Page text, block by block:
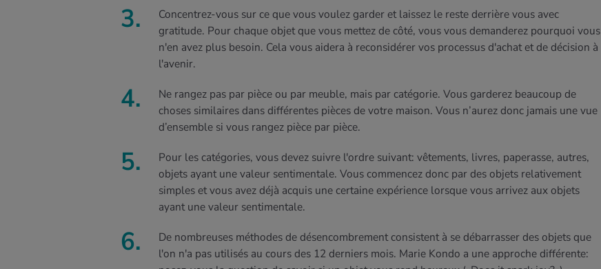
Concentrez-vous sur ce que vous voulez garder et laissez le reste derrière vous avec
gratitude. Pour chaque objet que vous mettez de côté, vous vous demanderez pourquoi vous
n'en avez plus besoin. Cela vous aidera à reconsidérer vos processus d'achat et de décision à
l'avenir.
Ne rangez pas par pièce ou par meuble, mais par catégorie. Vous garderez beaucoup de
choses similaires dans différentes pièces de votre maison. Vous n’aurez donc jamais une vue
d’ensemble si vous rangez pièce par pièce.
Pour les catégories, vous devez suivre l'ordre suivant: vêtements, livres, paperasse, autres,
objets ayant une valeur sentimentale. Vous commencez donc par des objets relativement
simples et vous avez déjà acquis une certaine expérience lorsque vous arrivez aux objets
ayant une valeur sentimentale.
De nombreuses méthodes de désencombrement consistent à se débarrasser des objets que
l'on n'a pas utilisés au cours des 12 derniers mois. Marie Kondo a une approche différente: